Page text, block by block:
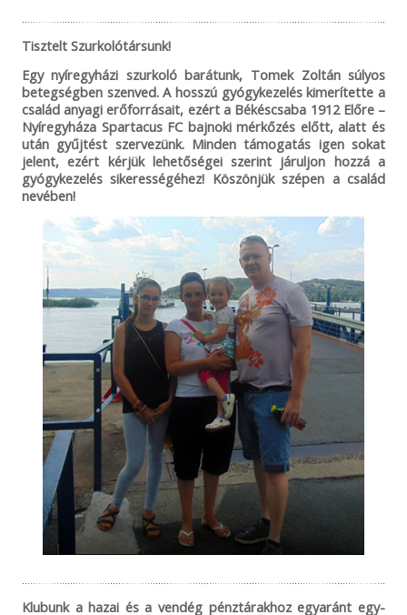
Tisztelt Szurkolótársunk!
Egy nyíregyházi szurkoló barátunk, Tomek Zoltán súlyos
betegségben szenved. A hosszú gyógykezelés kimerítette a
család anyagi erőforrásait, ezért a Békéscsaba 1912 Előre –
Nyíregyháza Spartacus FC bajnoki mérkőzés előtt, alatt és
után gyűjtést szervezünk. Minden támogatás igen sokat
jelent, ezért kérjük lehetőségei szerint járuljon hozzá a
gyógykezelés sikerességéhez! Köszönjük szépen a család
nevében!
Klubunk a hazai és a vendég pénztárakhoz egyaránt egy-